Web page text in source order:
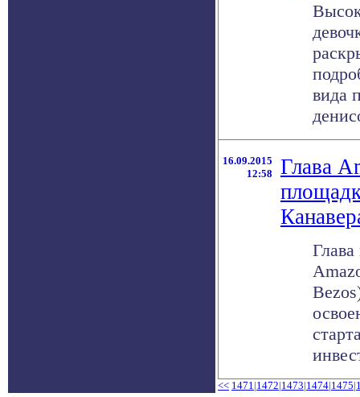
вида
16.09.2015
12:58
Глава
<< 1471|1472|1473|1474|1475|